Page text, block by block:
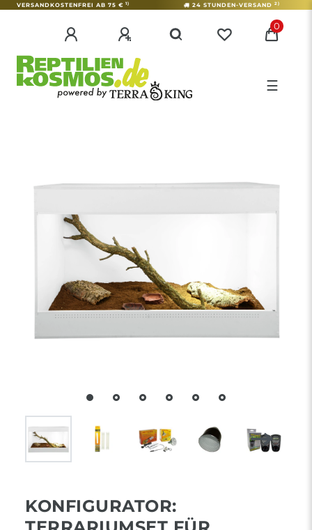
VERSANDKOSTENFREI AB 75 € 1) 24 STUNDEN-VERSAND 2)
0
☰
KONFIGURATOR: